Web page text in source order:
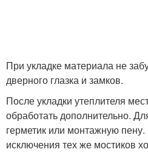
При укладке материала не
дверного глазка и замков.
После укладки утеплителя
обработать дополнительно.
герметик или монтажную
исключения тех же мостиков